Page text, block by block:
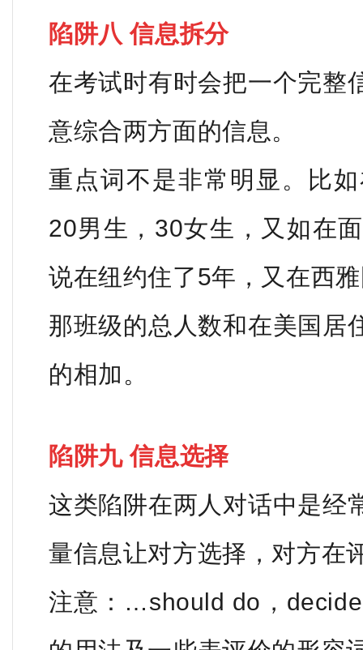
陷阱八 信息拆分
在考试时有时会把一个完整
意综合两方面的信息。
重点词不是非常明显。比
20男生，30女生，又如在
说在纽约住了5年，又在西
那班级的总人数和在美国居
的相加。
陷阱九 信息选择
这类陷阱在两人对话中是经
量信息让对方选择，对方在
注意：…should do，